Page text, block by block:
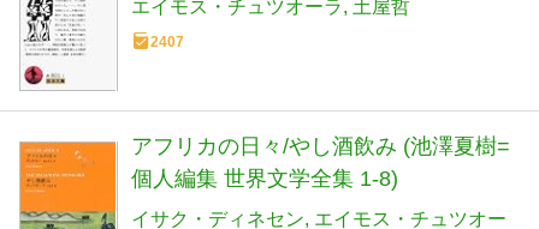
エイモス・チュツオーラ 土屋哲
2407
アフリカの日々/やし酒飲み (池澤夏樹=
個人編集 世界文学全集 1-8)
イサク・ディネセン エイモス・チュツオー